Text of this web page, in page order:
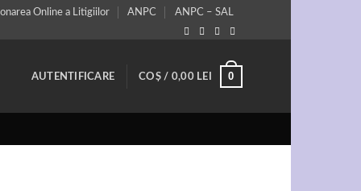
Online a Litigiilor ANPC ANPC – SAL
AUTENTIFICARE COȘ / 0,00 LEI 0